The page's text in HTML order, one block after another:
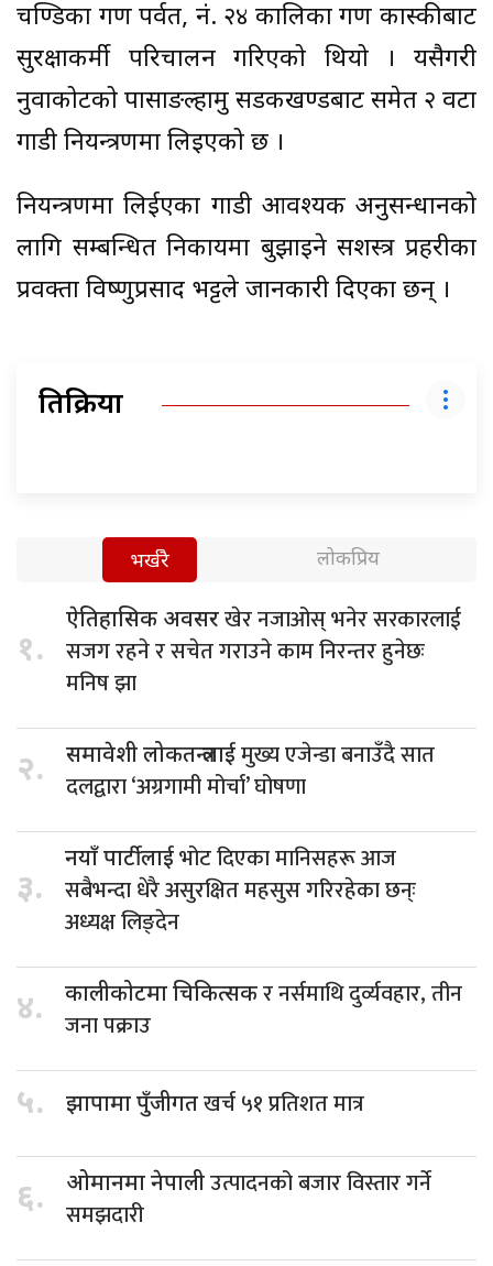
चण्डिका गण पर्वत, नं. २४ कालिका गण कास्कीबाट
सुरक्षाकर्मी परिचालन गरिएको थियो । यसैगरी
नुवाकोटको पासाङल्हामु सडकखण्डबाट समेत २ वटा
गाडी नियन्त्रणमा लिइएको छ ।
नियन्त्रणमा लिईएका गाडी आवश्यक अनुसन्धानको
लागि सम्बन्धित निकायमा बुझाइने सशस्त्र प्रहरीका
प्रवक्ता विष्णुप्रसाद भट्टले जानकारी दिएका छन् ।
प्रतिक्रिया
भर्खरै लोकप्रिय
१.
ऐतिहासिक अवसरखेर नजाओस् भनेर सरकारलाई
सजग रहने र सचेत गराउने काम निरन्तर हुनेछः
मनिष झा
२. समावेशी लोकतन्त्रलाईमुख्य एजेन्डा बनाउँदै सात
दलद्वारा ‘अग्रगामी मोर्चा’ घोषणा
३.
नयाँ पार्टीलाईभोट दिएका मानिसहरू आज
सबैभन्दा धेरै असुरक्षित महसुस गरिरहेका छन्ः
अध्यक्ष लिङ्देन
४. कालीकोटमा चिकित्सकर नर्समाथि दुर्व्यवहार, तीन
जना पक्राउ
५. झापामा पुँजीगतखर्च ५१ प्रतिशत मात्र
६. ओमानमा नेपालीउत्पादनको बजार विस्तार गर्ने
समझदारी